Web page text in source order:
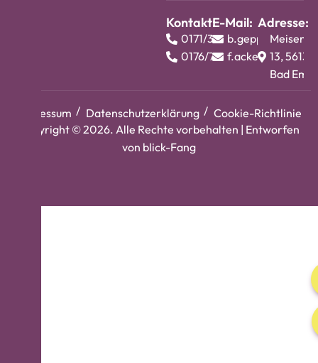
Kontakt:
0171/3724813
0176/74983412
E-Mail: Adresse:
13, 56130
Bad Ems
Copyright © 2026. Alle Rechte vorbehalten | Entworfen
von blick-Fang
Impressum Datenschutzerklärung Cookie-Richtlinie